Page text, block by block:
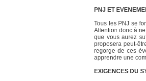
PNJ ET
Tous les PNJ se
Attention donc à
que vous aurez
proposera peut-
regorge de ces
apprendre une
EXIGENCES DU